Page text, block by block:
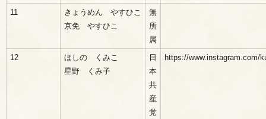
11
きょうめん やすひこ
京免 やすひこ
無
所
属
12
ほしの くみこ
星野 くみ子
日
本
共
産
党
https://www.instagram.com/